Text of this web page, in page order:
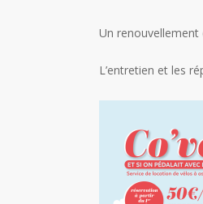
Un
L’entretien et les